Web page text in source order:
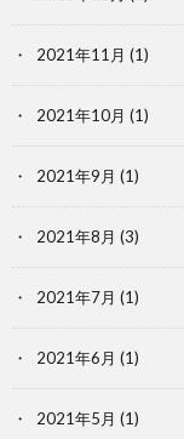
2021年11月 (1)
2021年10月 (1)
2021年9月 (1)
2021年8月 (3)
2021年7月 (1)
2021年6月 (1)
2021年5月 (1)